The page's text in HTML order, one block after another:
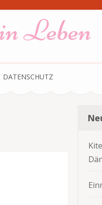
Leben
DATENSCHUTZ